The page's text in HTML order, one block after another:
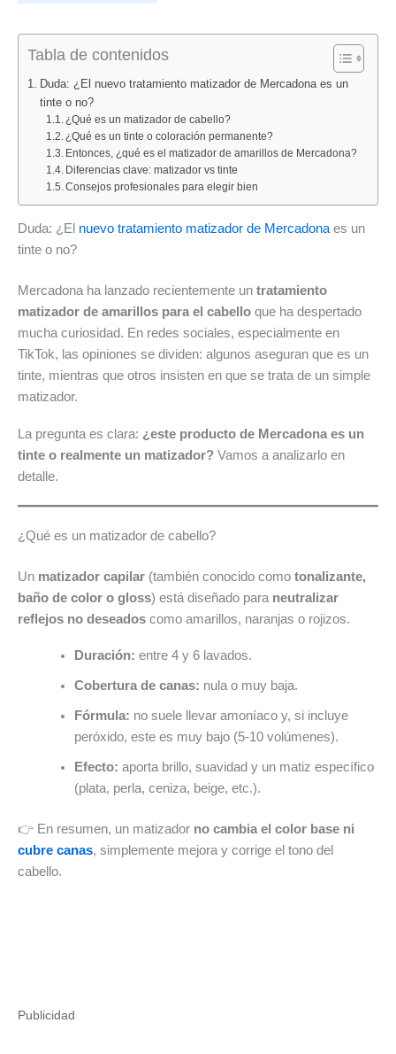
Tabla de contenidos
Duda: ¿El nuevo tratamiento matizador de Mercadona es un
tinte o no?
¿Qué es un matizador de cabello?
¿Qué es un tinte o coloración permanente?
Entonces, ¿qué es el matizador de amarillos de Mercadona?
Diferencias clave: matizador vs tinte
Consejos profesionales para elegir bien
Duda: ¿El nuevo tratamiento matizador de Mercadonaes un
tinte o no?
Mercadona ha lanzado recientemente un tratamiento
matizador de amarillos para el cabello que ha despertado
mucha curiosidad. En redes sociales, especialmente en
TikTok, las opiniones se dividen: algunos aseguran que es un
tinte, mientras que otros insisten en que se trata de un simple
matizador.
La pregunta es clara: ¿este producto de Mercadona es un
tinte o realmente un matizador? Vamos a analizarlo en
detalle.
¿Qué es un matizador de cabello?
Un matizador capilar (también conocido como tonalizante,
baño de color o gloss) está diseñado para neutralizar
reflejos no deseados como amarillos, naranjas o rojizos.
Duración: entre 4 y 6 lavados.
Cobertura de canas: nula o muy baja.
Fórmula: no suele llevar amoníaco y, si incluye
peróxido, este es muy bajo (5-10 volúmenes).
Efecto: aporta brillo, suavidad y un matiz específico
(plata, perla, ceniza, beige, etc.).
👉 En resumen, un matizador no cambia el color base ni
cubre canas, simplemente mejora y corrige el tono del
cabello.
Publicidad
:
Folletos
de
Alimentación
del
mes
:
Bazar
del
10
16
de
agosto
deporte,
hogar
y
las
mejores
la
semana
:
folleto
16
de
2026:
todas
las
ofertas
destacadas
semana
:
vuelve
Findes
Ahorro»:
descubre
las
del
7
al
9
de
2026